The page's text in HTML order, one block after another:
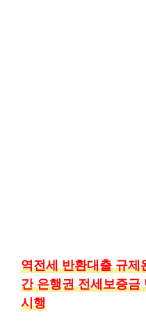
역전세 반환대출 규
간 은행권 전세보증
시행